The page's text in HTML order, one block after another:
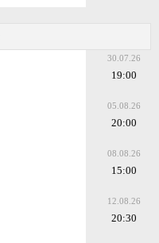
30.07.26
19:00
05.08.26
20:00
08.08.26
15:00
12.08.26
20:30